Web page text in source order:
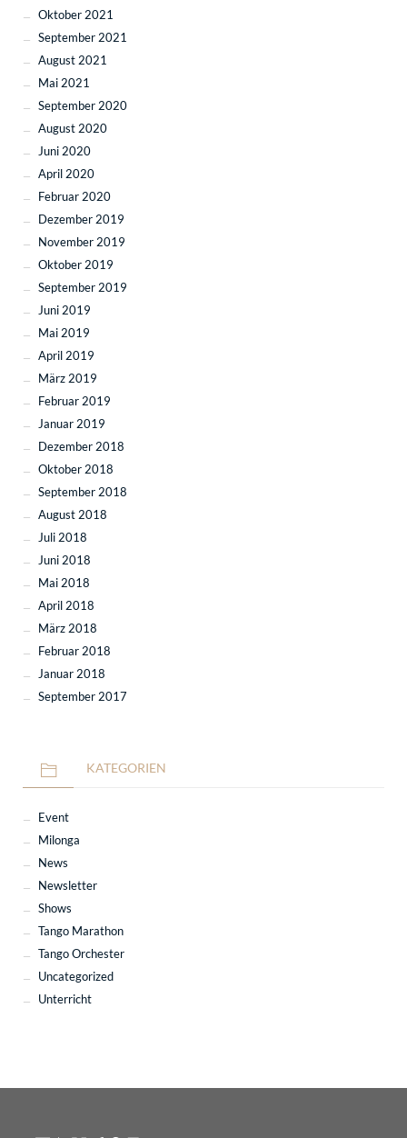
Oktober 2021
September 2021
August 2021
Mai 2021
September 2020
August 2020
Juni 2020
April 2020
Februar 2020
Dezember 2019
November 2019
Oktober 2019
September 2019
Juni 2019
Mai 2019
April 2019
März 2019
Februar 2019
Januar 2019
Dezember 2018
Oktober 2018
September 2018
August 2018
Juli 2018
Juni 2018
Mai 2018
April 2018
März 2018
Februar 2018
Januar 2018
September 2017
KATEGORIEN
Event
Milonga
News
Newsletter
Shows
Tango Marathon
Tango Orchester
Uncategorized
Unterricht